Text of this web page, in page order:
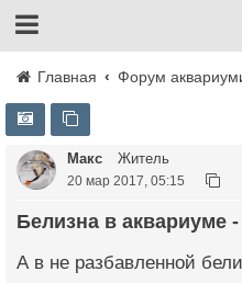
Главная Форум
Макс Житель
20 мар 2017, 05:15
Белизна в аквариуме
А в не разбавленной